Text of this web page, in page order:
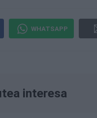
WHATSAPP
interesa